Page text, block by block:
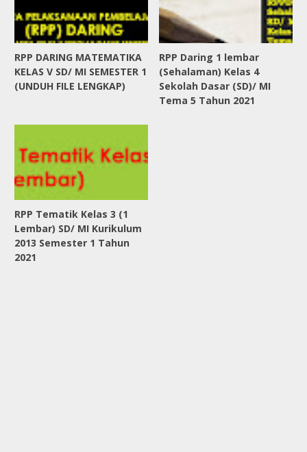
RPP DARING MATEMATIKA
KELAS V SD/ MI SEMESTER 1
(UNDUH FILE LENGKAP)
RPP Daring 1 lembar
(Sehalaman) Kelas 4
Sekolah Dasar (SD)/ MI
Tema 5 Tahun 2021
RPP Tematik Kelas 3 (1
Lembar) SD/ MI Kurikulum
2013 Semester 1 Tahun
2021